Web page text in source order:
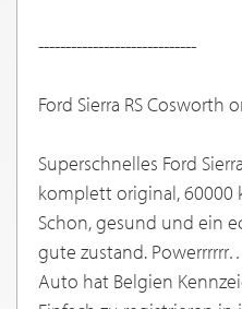
-----------------------------
Ford Sierra RS Cosworth
Superschnelles Ford
komplett original, 60000
Schon, gesund und ein
gute zustand.
Auto hat Belgien